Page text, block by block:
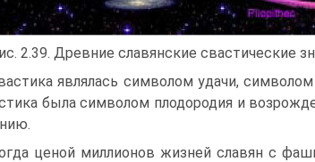
2.39. Древние славянские свастические
являлась символом удачи,
была символом плодородия и
ценой миллионов жизней славян с